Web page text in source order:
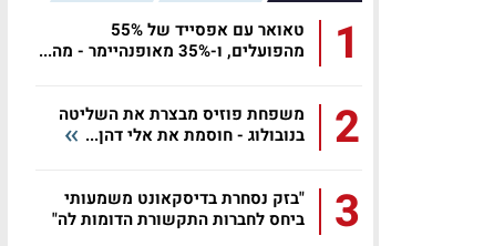
1
טאואר עם אפסייד של 55%
מהפועלים, ו-35% מאופנהיימר - מה...
2
משפחת פוזיס מבצרת את השליטה
בנובולוג - חוסמת את אלי דהן...
3
"בזק נסחרת בדיסקאונט משמעותי
ביחס לחברות התקשורת הדומות לה"